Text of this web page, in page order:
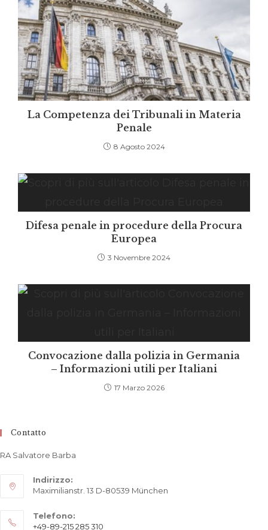
La Competenza dei Tribunali in Materia
Penale
8 Agosto 2024
Difesa penale in procedure della Procura
Europea
3 Novembre 2024
Convocazione dalla polizia in Germania
– Informazioni utili per Italiani
17 Marzo 2026
Contatto
RA Salvatore Barba
Indirizzo:
Maximilianstr. 13 D-80539 München
Telefono:
+49-89-215 285 310